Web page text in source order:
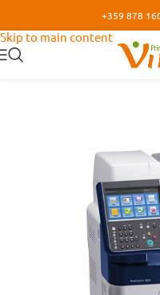
Skip to main content
+359 878